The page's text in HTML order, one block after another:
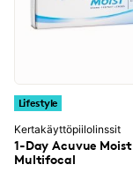
Lifestyle
Kertakäyttöpiilolinssit
1-Day Acuvue Moist
Multifocal